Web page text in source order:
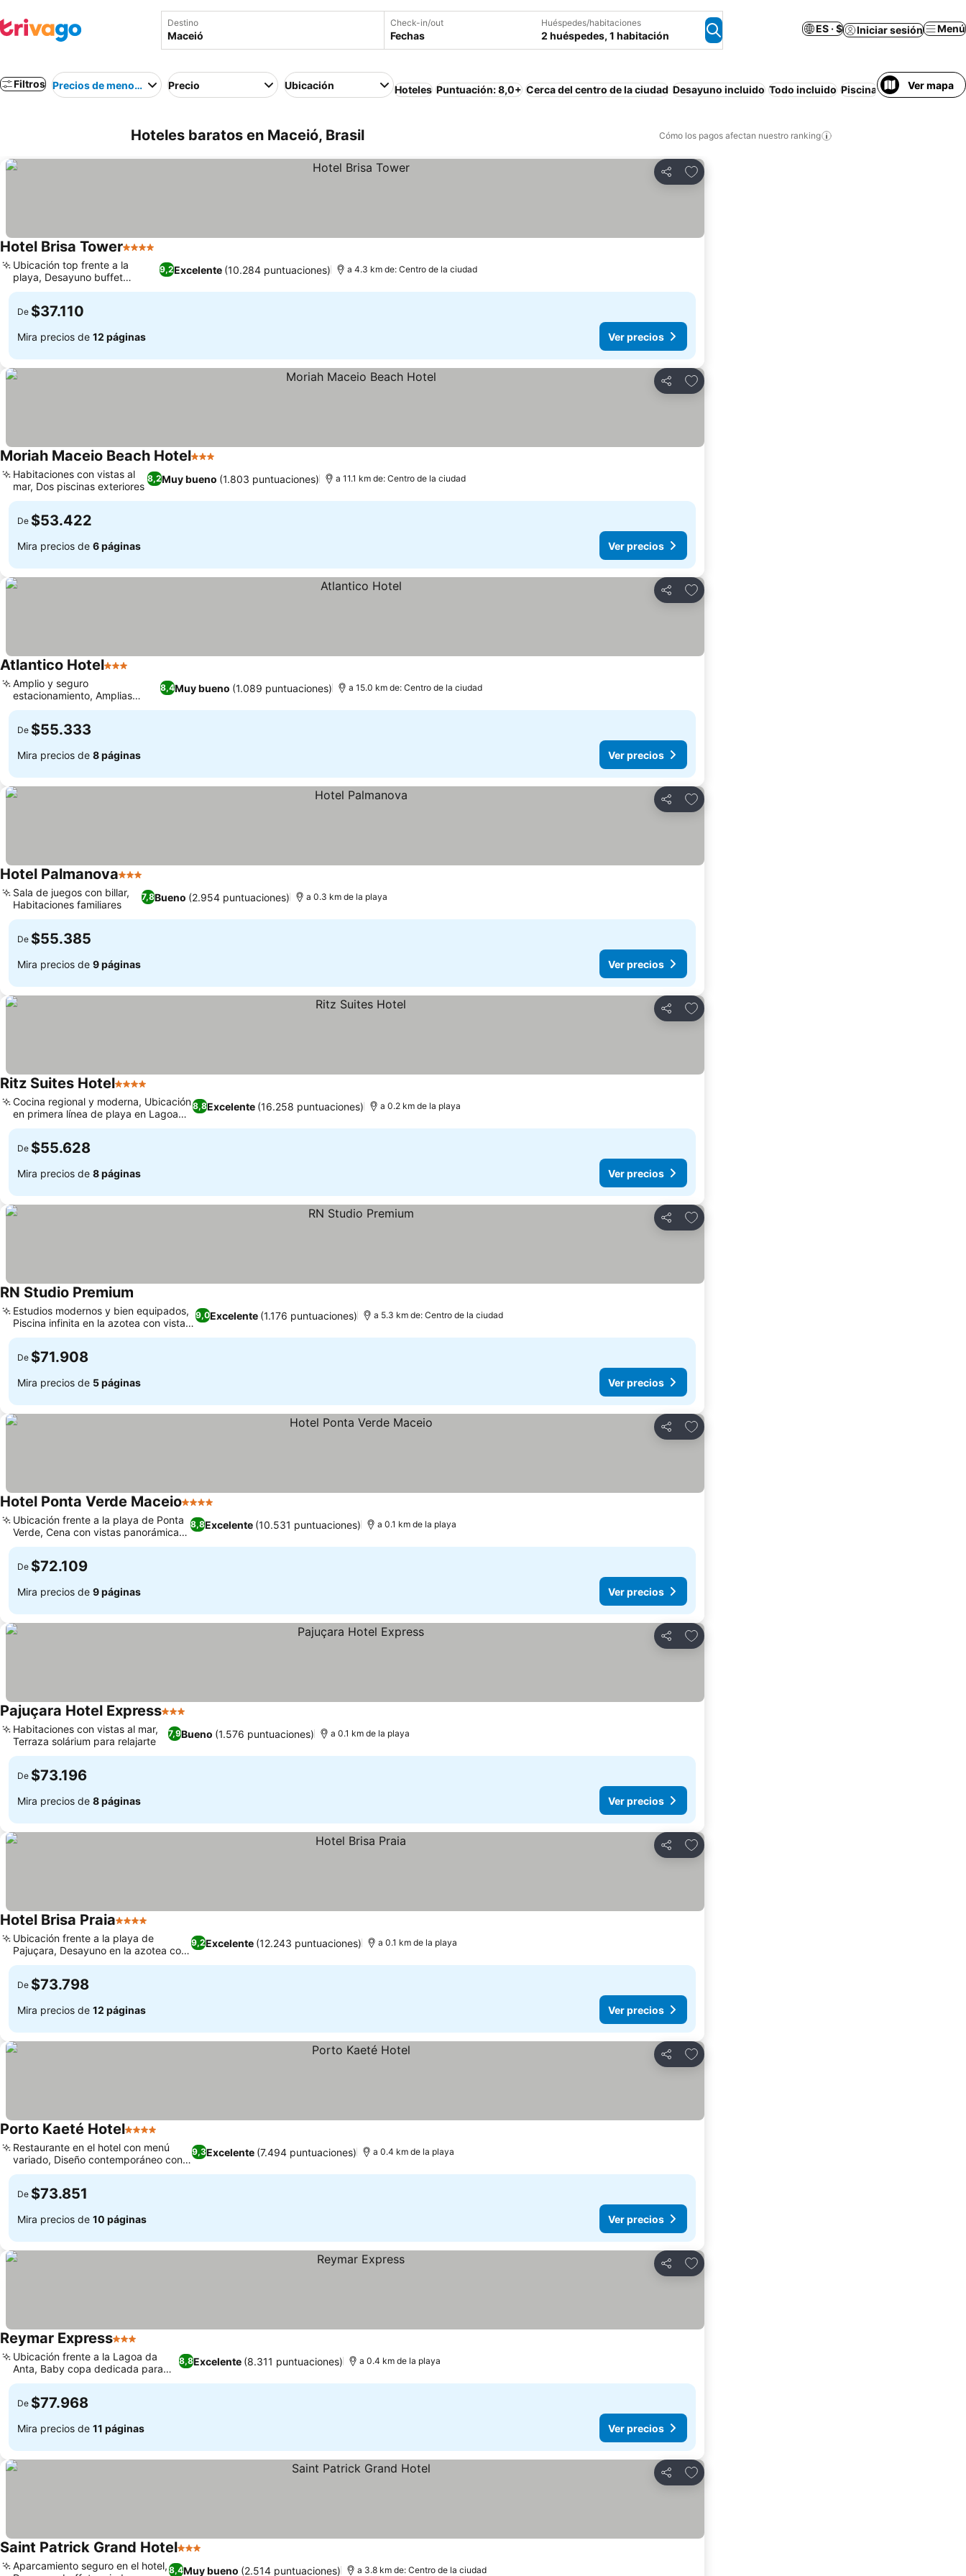
Destino Check-in/out
Fechas
Huéspedes/habitaciones
2 huéspedes, 1 habitación
ES · $ Iniciar sesión Menú
Filtros Precios de menor a mayorPrecio Ubicación Hoteles Puntuación: 8,0+ Cerca del centro de la ciudad Desayuno incluido Todo incluido Piscina Playa Resort
Ver mapa
Hoteles baratos en Maceió, Brasil Cómo los pagos afectan nuestro ranking
Compartir
Agregar a favoritos
Hotel Brisa Tower4 Estrellas
9,2Excelente (10.284 puntuaciones)
Ubicación top frente a la
playa, Desayuno buffet
excepcional
a 4.3 km de: Centro de la ciudad
De $37.110
Mira precios de 12 páginas Ver precios
Compartir
Agregar a favoritos
Moriah Maceio Beach Hotel3 Estrellas
8,2Muy bueno (1.803 puntuaciones)
Habitaciones con vistas al
mar, Dos piscinas exteriores
a 11.1 km de: Centro de la ciudad
De $53.422
Mira precios de 6 páginas Ver precios
Compartir
Agregar a favoritos
Atlantico Hotel3 Estrellas
8,4Muy bueno (1.089 puntuaciones)
Amplio y seguro
estacionamiento, Amplias
suites para familias
a 15.0 km de: Centro de la ciudad
De $55.333
Mira precios de 8 páginas Ver precios
Compartir
Agregar a favoritos
Hotel Palmanova3 Estrellas
7,8Bueno (2.954 puntuaciones)
Sala de juegos con billar,
Habitaciones familiares
a 0.3 km de la playa
De $55.385
Mira precios de 9 páginas Ver precios
Compartir
Agregar a favoritos
Ritz Suites Hotel4 Estrellas
8,8Excelente (16.258 puntuaciones)
Cocina regional y moderna, Ubicación
en primera línea de playa en Lagoa
da Anta
a 0.2 km de la playa
De $55.628
Mira precios de 8 páginas Ver precios
Compartir
Agregar a favoritos
RN Studio Premium
9,0Excelente (1.176 puntuaciones)
Estudios modernos y bien equipados,
Piscina infinita en la azotea con vista
al mar
a 5.3 km de: Centro de la ciudad
De $71.908
Mira precios de 5 páginas Ver precios
Compartir
Agregar a favoritos
Hotel Ponta Verde Maceio4 Estrellas
8,8Excelente (10.531 puntuaciones)
Ubicación frente a la playa de Ponta
Verde, Cena con vistas panorámicas
al mar
a 0.1 km de la playa
De $72.109
Mira precios de 9 páginas Ver precios
Compartir
Agregar a favoritos
Pajuçara Hotel Express3 Estrellas
7,9Bueno (1.576 puntuaciones)
Habitaciones con vistas al mar,
Terraza solárium para relajarte
a 0.1 km de la playa
De $73.196
Mira precios de 8 páginas Ver precios
Compartir
Agregar a favoritos
Hotel Brisa Praia4 Estrellas
9,2Excelente (12.243 puntuaciones)
Ubicación frente a la playa de
Pajuçara, Desayuno en la azotea con
vistas al mar
a 0.1 km de la playa
De $73.798
Mira precios de 12 páginas Ver precios
Compartir
Agregar a favoritos
Porto Kaeté Hotel4 Estrellas
9,3Excelente (7.494 puntuaciones)
Restaurante en el hotel con menú
variado, Diseño contemporáneo con
arte local
a 0.4 km de la playa
De $73.851
Mira precios de 10 páginas Ver precios
Compartir
Agregar a favoritos
Reymar Express3 Estrellas
8,8Excelente (8.311 puntuaciones)
Ubicación frente a la Lagoa da
Anta, Baby copa dedicada para
familias
a 0.4 km de la playa
De $77.968
Mira precios de 11 páginas Ver precios
Compartir
Agregar a favoritos
Saint Patrick Grand Hotel3 Estrellas
8,4Muy bueno (2.514 puntuaciones)
Aparcamiento seguro en el hotel,
a 3.8 km de: Centro de la ciudad